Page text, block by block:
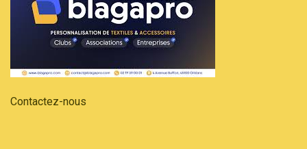
Contactez-nous